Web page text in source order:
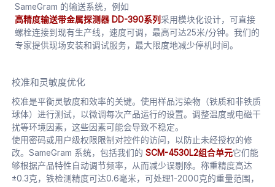
SameGram 的输送系统，例如
高精度输送带金属探测器 DD-390系列采用模块化设计，可直接
螺栓连接到现有生产线，速度可调，最高可达25米/分钟。我们的
专家提供现场安装和调试服务，最大限度地减少停机时间。
校准和灵敏度优化
校准是平衡灵敏度和效率的关键。使用样品污染物（铁质和非铁质
球体）进行测试，以微调每次产品运行的设置。调整温度或电磁干
扰等环境因素，这些因素可能会导致不稳定。
使用密码或用户级权限限制对控件的访问，以防止未经授权的修
改。SameGram 系统，包括我们的SCM-4530L2组合单元它们能
够根据产品特性自动调节频率，从而减少误剔除。称重精度高达
±0.3克，铁检测精度可达0.6毫米，可处理1-2000克的重量范围，